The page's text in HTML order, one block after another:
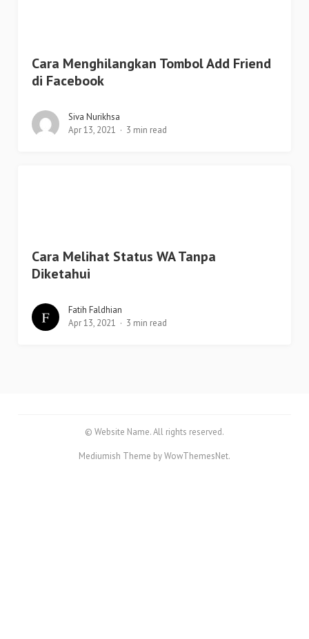
Cara Menghilangkan Tombol Add Friend
di Facebook
Siva Nurikhsa
Apr 13, 2021
3 min read
Cara Melihat Status WA Tanpa
Diketahui
Fatih Faldhian
Apr 13, 2021
3 min read
© Website Name. All rights reserved.
Mediumish Theme by WowThemesNet.